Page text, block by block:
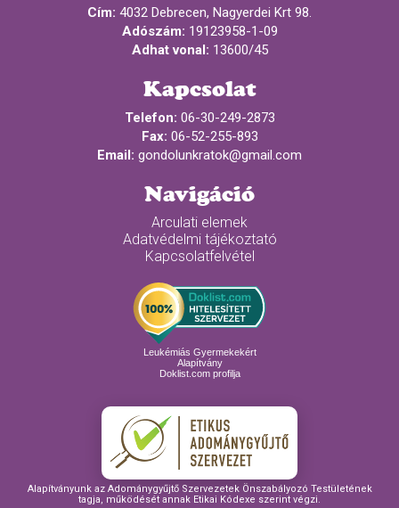
Cím: 4032 Debrecen, Nagyerdei Krt 98.
Adószám: 19123958-1-09
Adhat vonal: 13600/45
Kapcsolat
Telefon: 06-30-249-2873
Fax: 06-52-255-893
Email: gondolunkratok@gmail.com
Navigáció
Arculati elemek
Adatvédelmi tájékoztató
Kapcsolatfelvétel
Leukémiás Gyermekekért
Alapítvány
Doklist.com profilja
Alapítványunk az Adománygyűjtő Szervezetek Önszabályozó Testületének
tagja, működését annak Etikai Kódexe szerint végzi.